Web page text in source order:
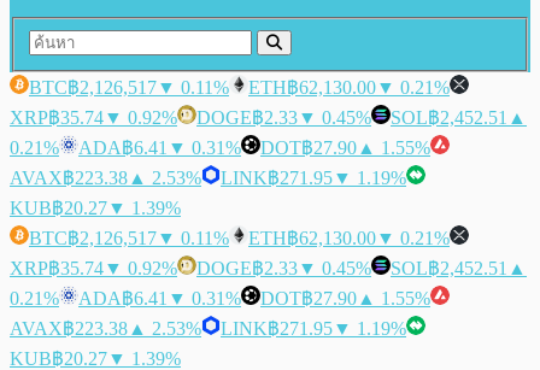
BTC฿2,126,517▼ 0.11% ETH฿62,130.00▼ 0.21%
XRP฿35.74▼ 0.92% DOGE฿2.33▼ 0.45% SOL฿2,452.51 ▲
0.21%
ADA฿6.41 ▼ 0.31% DOT฿27.90 ▲ 1.55%
AVAX฿223.38 ▲ 2.53% LINK฿271.95▼ 1.19%
KUB฿20.27▼ 1.39%
BTC฿2,126,517▼ 0.11% ETH฿62,130.00▼ 0.21%
XRP฿35.74▼ 0.92% DOGE฿2.33▼ 0.45% SOL฿2,452.51 ▲
0.21%
ADA฿6.41 ▼ 0.31% DOT฿27.90 ▲ 1.55%
AVAX฿223.38 ▲ 2.53% LINK฿271.95▼ 1.19%
KUB฿20.27▼ 1.39%